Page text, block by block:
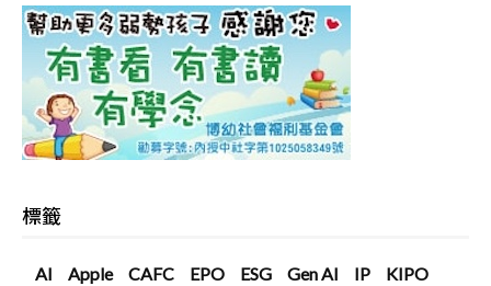
標籤
AI Apple CAFC EPO ESG Gen AI IP KIPO